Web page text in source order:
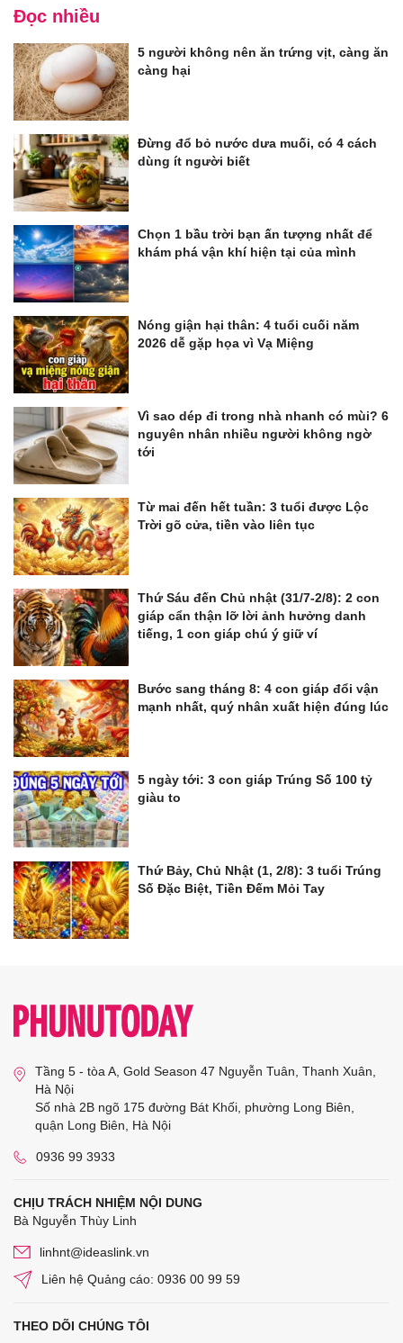
Đọc nhiều
5 người không nên ăn trứng vịt, càng ăn
càng hại
Đừng đổ bỏ nước dưa muối, có 4 cách
dùng ít người biết
Chọn 1 bầu trời bạn ấn tượng nhất để
khám phá vận khí hiện tại của mình
Nóng giận hại thân: 4 tuổi cuối năm
2026 dễ gặp họa vì Vạ Miệng
Vì sao dép đi trong nhà nhanh có mùi? 6
nguyên nhân nhiều người không ngờ
tới
Từ mai đến hết tuần: 3 tuổi được Lộc
Trời gõ cửa, tiền vào liên tục
Thứ Sáu đến Chủ nhật (31/7-2/8): 2 con
giáp cẩn thận lỡ lời ảnh hưởng danh
tiếng, 1 con giáp chú ý giữ ví
Bước sang tháng 8: 4 con giáp đổi vận
mạnh nhất, quý nhân xuất hiện đúng lúc
5 ngày tới: 3 con giáp Trúng Số 100 tỷ
giàu to
Thứ Bảy, Chủ Nhật (1, 2/8): 3 tuổi Trúng
Số Đặc Biệt, Tiền Đếm Mỏi Tay
Tầng 5 - tòa A, Gold Season 47 Nguyễn Tuân, Thanh Xuân,
Hà Nội
Số nhà 2B ngõ 175 đường Bát Khối, phường Long Biên,
quận Long Biên, Hà Nội
0936 99 3933
CHỊU TRÁCH NHIỆM NỘI DUNG
Bà Nguyễn Thùy Linh
linhnt@ideaslink.vn
Liên hệ Quảng cáo: 0936 00 99 59
THEO DÕI CHÚNG TÔI